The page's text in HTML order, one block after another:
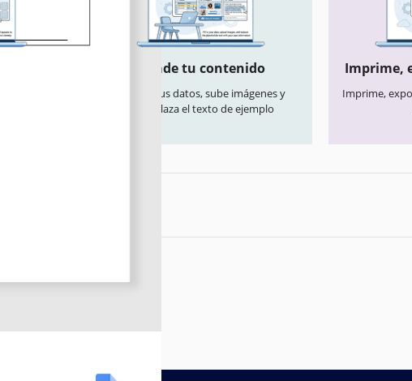
Añade tu contenido
Rellena tus datos, sube imágenes y
reemplaza el texto de ejemplo
Imprime,
Imprime,